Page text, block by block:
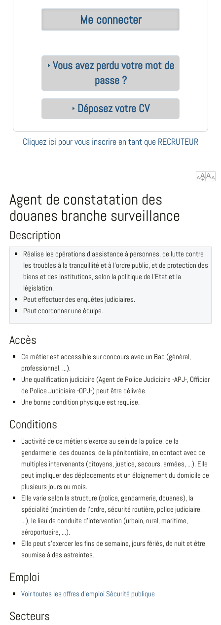
Vous avez perdu votre mot de
passe ?
Déposez votre CV
Cliquez ici pour vous inscrire en tant que RECRUTEUR
Agent de constatation des
douanes branche surveillance
Description
Réalise les opérations d'assistance à personnes, de lutte contre
les troubles à la tranquillité et à l'ordre public, et de protection des
biens et des institutions, selon la politique de l'Etat et la
législation.
Peut effectuer des enquêtes judiciaires.
Peut coordonner une équipe.
Accès
Ce métier est accessible sur concours avec un Bac (général,
professionnel, ...).
Une qualification judiciaire (Agent de Police Judiciaire -APJ-, Officier
de Police Judiciaire -OPJ-) peut être délivrée.
Une bonne condition physique est requise.
Conditions
L'activité de ce métier s'exerce au sein de la police, de la
gendarmerie, des douanes, de la pénitentiaire, en contact avec de
multiples intervenants (citoyens, justice, secours, armées, ...). Elle
peut impliquer des déplacements et un éloignement du domicile de
plusieurs jours ou mois.
Elle varie selon la structure (police, gendarmerie, douanes), la
spécialité (maintien de l'ordre, sécurité routière, police judiciaire,
...), le lieu de conduite d'intervention (urbain, rural, maritime,
aéroportuaire, ...).
Elle peut s'exercer les fins de semaine, jours fériés, de nuit et être
soumise à des astreintes.
Emploi
Voir toutes les offres d'emploi Sécurité publique
Secteurs